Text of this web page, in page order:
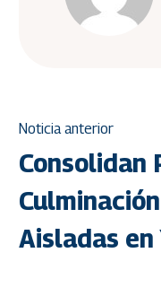
Noticia anterior
Consolidan
Aisladas en